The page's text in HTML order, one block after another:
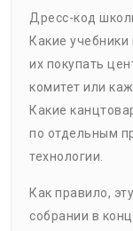
Дресс-код
Какие
их покупать
комитет или
Какие
по отдельным
технологии.
Как правило,
собрании в